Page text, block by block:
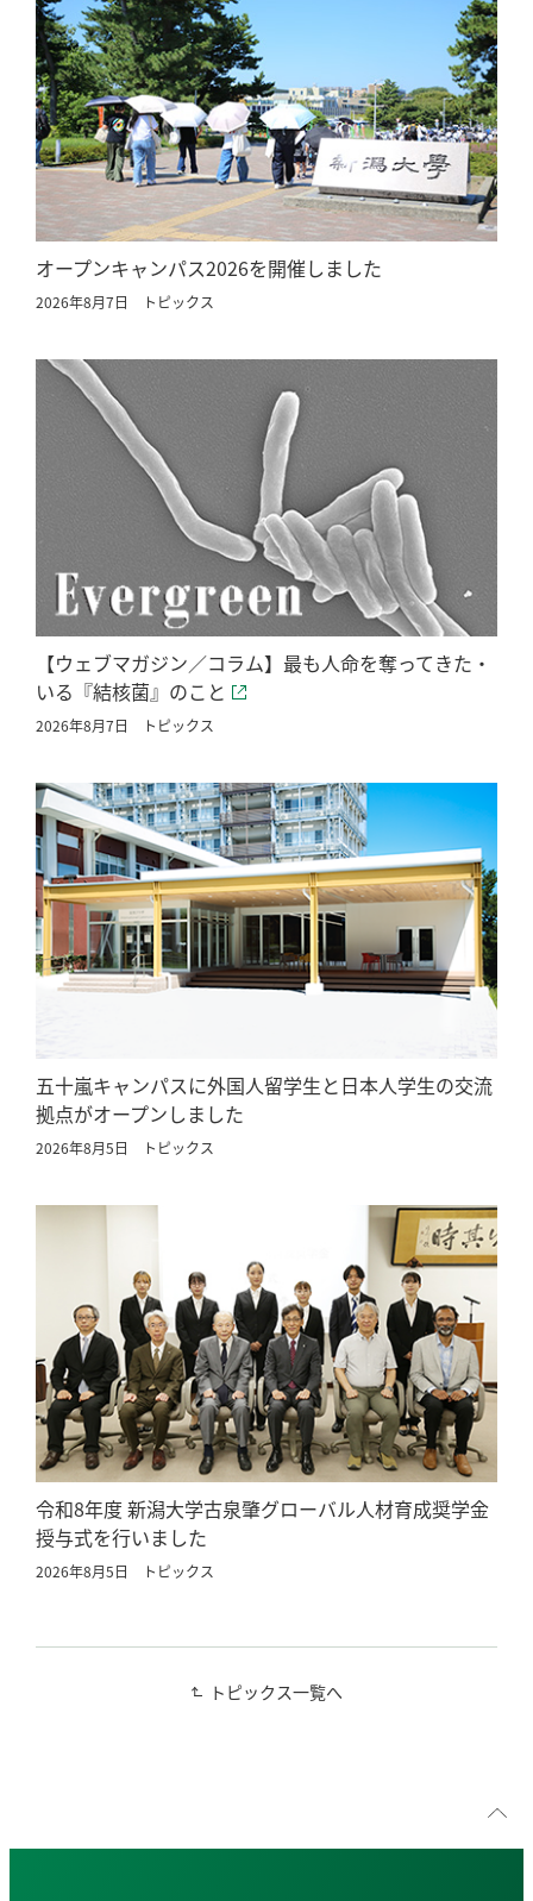
オープンキャンパス2026を開催しました
2026年8月7日 トピックス
【ウェブマガジン／コラム】最も人命を奪ってきた・
いる『結核菌』のこと
2026年8月7日 トピックス
五十嵐キャンパスに外国人留学生と日本人学生の交流
拠点がオープンしました
2026年8月5日 トピックス
令和8年度 新潟大学古泉肇グローバル人材育成奨学金
授与式を行いました
2026年8月5日 トピックス
トピックス一覧へ